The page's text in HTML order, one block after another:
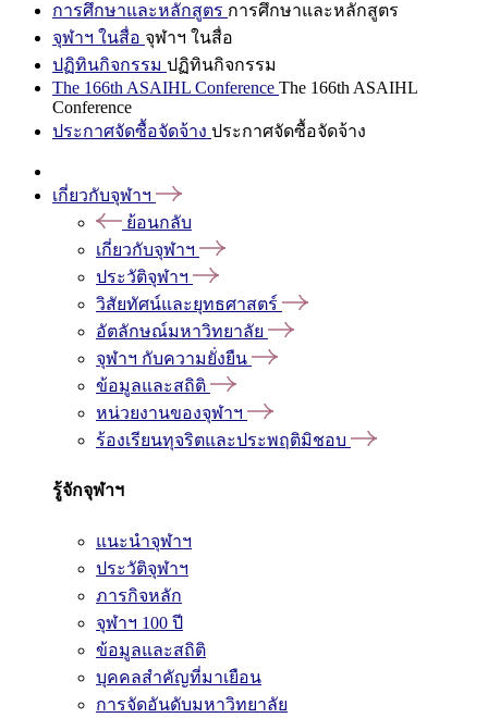
การศึกษาและหลักสูตร การศึกษาและหลักสูตร
จุฬาฯ ในสื่อ จุฬาฯ ในสื่อ
ปฏิทินกิจกรรม ปฏิทินกิจกรรม
The 166th ASAIHL Conference The 166th ASAIHL
Conference
ประกาศจัดซื้อจัดจ้าง ประกาศจัดซื้อจัดจ้าง
เกี่ยวกับจุฬาฯ
ย้อนกลับ
เกี่ยวกับจุฬาฯ
ประวัติจุฬาฯ
วิสัยทัศน์และยุทธศาสตร์
อัตลักษณ์มหาวิทยาลัย
จุฬาฯ กับความยั่งยืน
ข้อมูลและสถิติ
หน่วยงานของจุฬาฯ
ร้องเรียนทุจริตและประพฤติมิชอบ
รู้จักจุฬาฯ
แนะนำจุฬาฯ
ประวัติจุฬาฯ
ภารกิจหลัก
จุฬาฯ 100 ปี
ข้อมูลและสถิติ
บุคคลสำคัญที่มาเยือน
การจัดอันดับมหาวิทยาลัย